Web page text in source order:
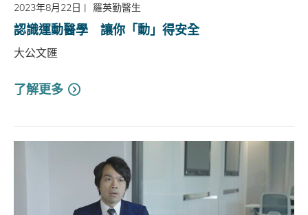
2023年8月22日 | 羅英勤醫生
認識運動醫學 讓你「動」得安全
大公文匯
了解更多